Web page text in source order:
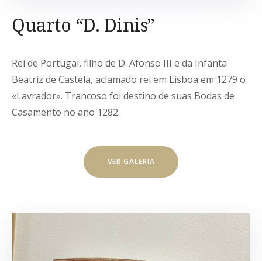
Quarto “D. Dinis”
Rei de Portugal, filho de D. Afonso III e da Infanta
Beatriz de Castela, aclamado rei em Lisboa em 1279 o
«Lavrador». Trancoso foi destino de suas Bodas de
Casamento no ano 1282.
VER GALERIA